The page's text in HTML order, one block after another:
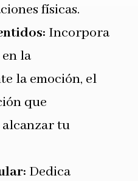
físicas.
Incorpora
la
la emoción, el
que
tu
Dedica